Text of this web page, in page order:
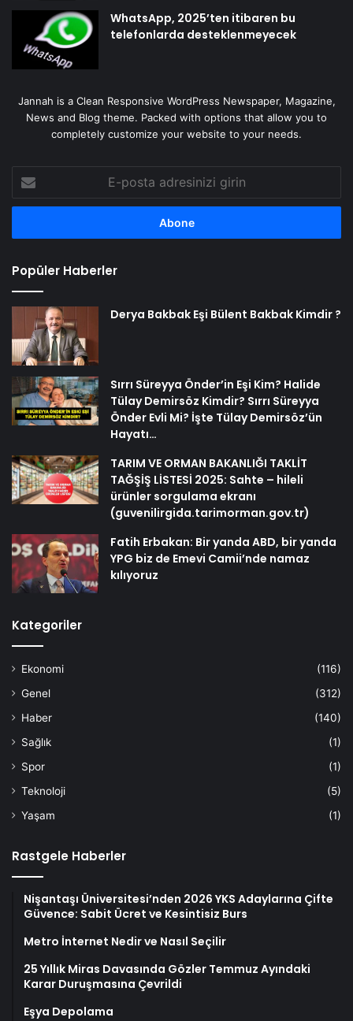
WhatsApp, 2025’ten itibaren bu
telefonlarda desteklenmeyecek
Jannah is a Clean Responsive WordPress Newspaper, Magazine,
News and Blog theme. Packed with options that allow you to
completely customize your website to your needs.
posta
adresinizi
Popüler Haberler
Derya Bakbak Eşi Bülent Bakbak Kimdir ?
Sırrı Süreyya Önder’in Eşi Kim? Halide
Tülay Demirsöz Kimdir? Sırrı Süreyya
Önder Evli Mi? İşte Tülay Demirsöz’ün
Hayatı…
TARIM VE ORMAN BAKANLIĞI TAKLİT
TAĞŞİŞ LİSTESİ 2025: Sahte – hileli
ürünler sorgulama ekranı
(guvenilirgida.tarimorman.gov.tr)
Fatih Erbakan: Bir yanda ABD, bir yanda
YPG biz de Emevi Camii’nde namaz
kılıyoruz
Kategoriler
Ekonomi
(116)
Genel
(312)
Haber
(140)
Sağlık
(1)
Spor
(1)
Teknoloji
(5)
Yaşam
(1)
Rastgele Haberler
Nişantaşı Üniversitesi’nden 2026 YKS Adaylarına Çifte
Güvence: Sabit Ücret ve Kesintisiz Burs
Metro İnternet Nedir ve Nasıl Seçilir
25 Yıllık Miras Davasında Gözler Temmuz Ayındaki
Karar Duruşmasına Çevrildi
Eşya Depolama